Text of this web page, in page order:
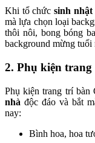
Khi tổ chức sinh nhật
mà lựa chọn loại
thôi nôi, bong bóng
background mừng
2. Phụ kiện
Phụ kiện trang trí bàn
nhà độc đáo và bắt
nay:
Bình hoa, hoa